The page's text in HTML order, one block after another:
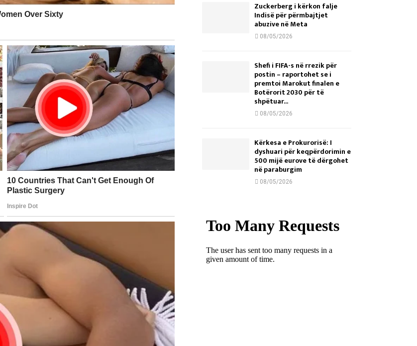
Zuckerberg i kërkon falje
Indisë për përmbajtjet
abuzive në Meta
08/05/2026
Shefi i FIFA-s në rrezik për
postin – raportohet se i
premtoi Marokut finalen e
Botërorit 2030 për të
shpëtuar...
08/05/2026
Kërkesa e Prokurorisë: I
dyshuari për keqpërdorimin e
500 mijë eurove të dërgohet
në paraburgim
08/05/2026